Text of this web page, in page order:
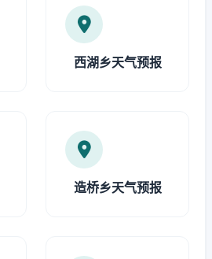
西湖乡天气预报
造桥乡天气预报